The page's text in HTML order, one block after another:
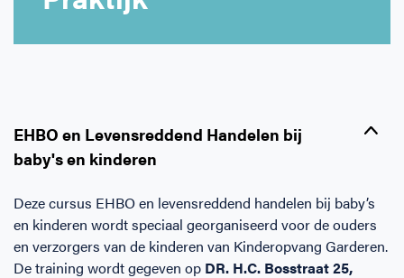
BHV voor Primair Onderwijs
EHBO voor Sportclubs
Levensreddend handelen voor iedereen
Zakelijk veelgestelde vragen
Direct boeken
EHBO en Levensreddend Handelen bij
baby's en kinderen
Deze cursus EHBO en levensreddend handelen bij baby’s
en kinderen wordt speciaal georganiseerd voor de ouders
en verzorgers van de kinderen van Kinderopvang Garderen.
De training wordt gegeven op DR. H.C. Bosstraat 25,